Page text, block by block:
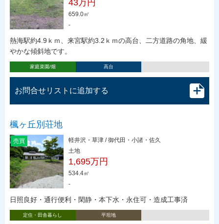
43万円
659.0㎡
-
熱海駅約4.9ｋｍ、来宮駅約3.2ｋｍの高台、二方道路の角地、緩
やかな傾斜地です。
家庭菜園/畑 高台
お問合せリストに追加する
楓ヶ丘別荘地
売買
軽井沢・草津 / 御代田・小諸・佐久
土地
1,695万円
534.4㎡
-
日照良好・通行便利・閑静・本下水・永住可・造成工事済
定住・田舎暮らし 平坦地